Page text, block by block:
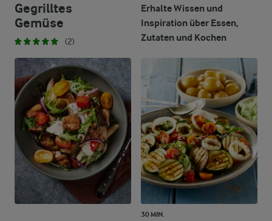
Gegrilltes
Gemüse
(2)
Erhalte Wissen und
Inspiration über Essen,
Zutaten und Kochen
30 MIN.